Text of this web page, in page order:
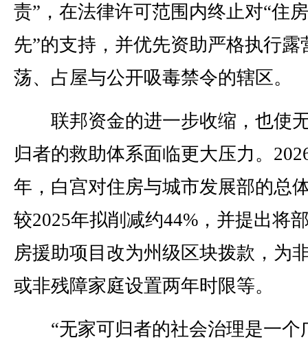
责”，在法律许可范围内终止对“住
先”的支持，并优先资助严格执行露
荡、占屋与公开吸毒禁令的辖区。
联邦资金的进一步收缩，也使
归者的救助体系面临更大压力。
年，白宫对住房与城市发展部的总
较2025年拟削减约44%，并提出将
房援助项目改为州级区块拨款，为
或非残障家庭设置两年时限等。
“无家可归者的社会治理是一个